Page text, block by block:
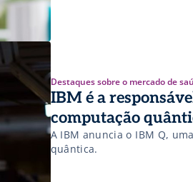
Destaques sobre o mercado de
IBM é a
computação
A IBM anuncia o IBM Q,
quântica.